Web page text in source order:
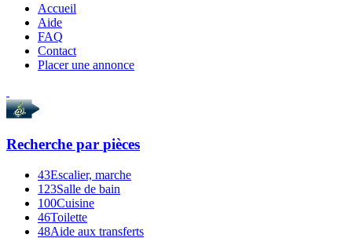
Accueil
Aide
FAQ
Contact
Placer une annonce
Recherche par pièces
43Escalier, marche
123Salle de bain
100Cuisine
46Toilette
48Aide aux transferts